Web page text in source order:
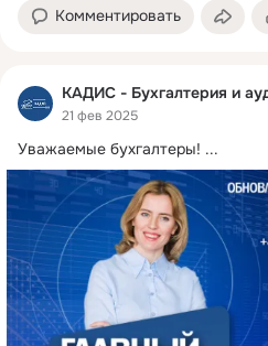
Комментировать
КАДИС - Бухгалтерия и
21 фев 2025
Уважаемые бухгалтеры! ...